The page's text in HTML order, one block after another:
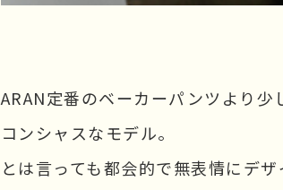
ARAN定番のベーカーパンツより
コンシャスなモデル。
とは言っても都会的で無表情にデ